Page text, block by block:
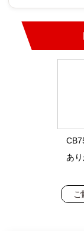
あ